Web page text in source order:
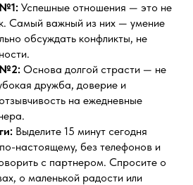
№1: Успешные отношения — это не
Самый важный из них — умение
обсуждать конфликты, не
№2: Основа долгой страсти — не
дружба, доверие и
на ежедневные
Выделите 15 минут сегодня
настоящему, без телефонов и
с партнером. Спросите о
о маленькой радости или